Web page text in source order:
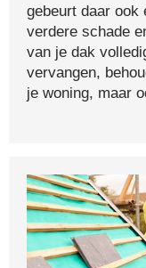
gebeurt daar ook
verdere schade
van je dak
vervangen,
je woning, maar